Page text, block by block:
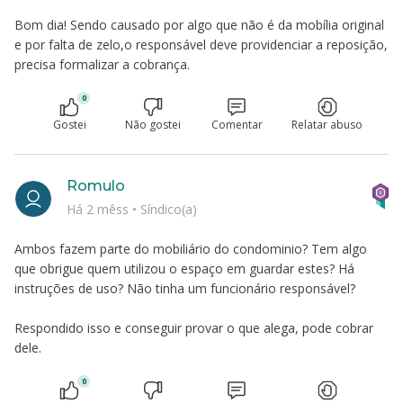
Bom dia! Sendo causado por algo que não é da mobília original
e por falta de zelo,o responsável deve providenciar a reposição,
precisa formalizar a cobrança.
0
Gostei Não gostei Comentar Relatar abuso
Ambos fazem parte do mobiliário do condominio? Tem algo
que obrigue quem utilizou o espaço em guardar estes? Há
instruções de uso? Não tinha um funcionário responsável?
Respondido isso e conseguir provar o que alega, pode cobrar
dele.
Romulo
Há 2 mêss • Síndico(a)
0